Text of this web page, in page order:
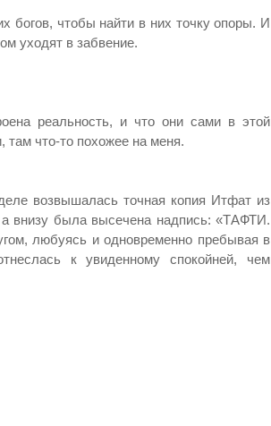
богов, чтобы найти в них точку опоры. И
уходят в забвение.
реальность, и что они сами в этой
там что-то похожее на меня.
возвышалась точная копия Итфат из
внизу была высечена надпись: «ТАФТИ.
любуясь и одновременно пребывая в
к увиденному спокойней, чем